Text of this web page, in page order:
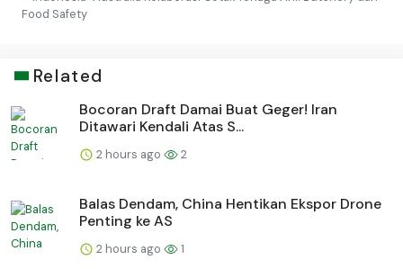
Food Safety
Related
Bocoran Draft Damai Buat Geger! Iran
Ditawari Kendali Atas S...
2 hours ago 2
Balas Dendam, China Hentikan Ekspor Drone
Penting ke AS
2 hours ago 1